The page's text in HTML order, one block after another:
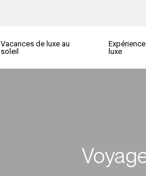
Vacances de luxe au
soleil
luxe